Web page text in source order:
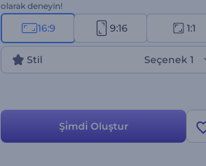
olarak deneyin!
16:9 9:16 1:1
Stil Seçenek 1
Şi̇mdi̇ Oluştur